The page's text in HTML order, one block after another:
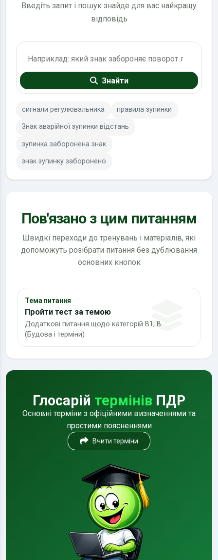
Введіть запит і пошук знайде для вас найкращу
відповідь
Знайти
сигнали регулювальника правила зупинки
Знак аварійної зупинки відстань
зупинка заборонена знак
знак зупинку заборонено
Пов'язано з цим питанням
Швидкі переходи до тренувань і матеріалів, які
допоможуть розібрати питання без дублювання
основних кнопок
Тема питання
Пройти тест за темою
Додаткові питання щодо категорій В1, В
(Будова і терміни)
Глосарій термінів ПДР
Основні терміни з офіційними визначеннями та
простими поясненнями
Вчити терміни